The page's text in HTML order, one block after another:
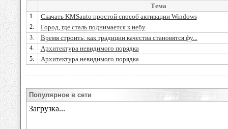
Тема
1. Скачать KMSauto простой способ активации Windows
2. Город, где сталь поднимается к небу
3. Время строить: как традиции качества становятся фу...
4. Архитектура невидимого порядка
5. Архитектура невидимого порядка
Популярное в сети